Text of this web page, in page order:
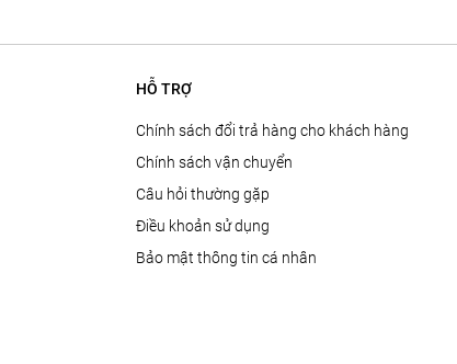
HỖ TRỢ
Chính sách đổi trả hàng cho khách hàng
Chính sách vận chuyển
Câu hỏi thường gặp
Điều khoản sử dụng
Bảo mật thông tin cá nhân